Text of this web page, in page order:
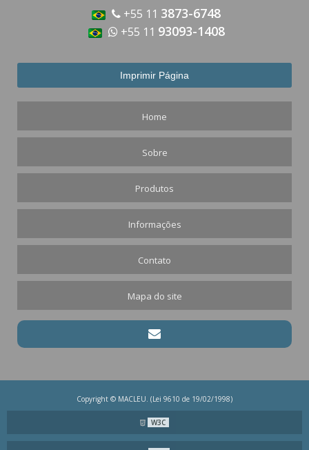
+55 11 3873-6748
+55 11 93093-1408
Home
Sobre
Produtos
Informações
Contato
Mapa do site
Copyright © MACLEU. (Lei 9610 de 19/02/1998)
W3C